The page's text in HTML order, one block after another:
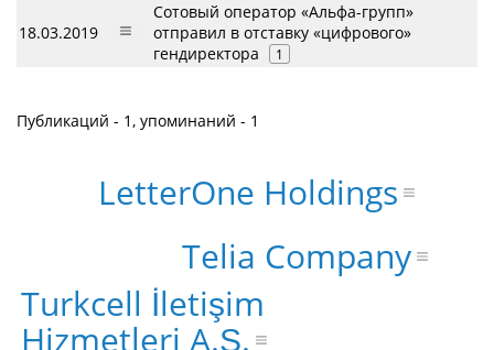
18.03.2019
Сотовый оператор «Альфа-групп»
отправил в отставку «цифрового»
гендиректора
1
Публикаций - 1, упоминаний - 1
Turkcell İletişim
Hizmetleri A.Ş.
Telia Company
LetterOne Holdings